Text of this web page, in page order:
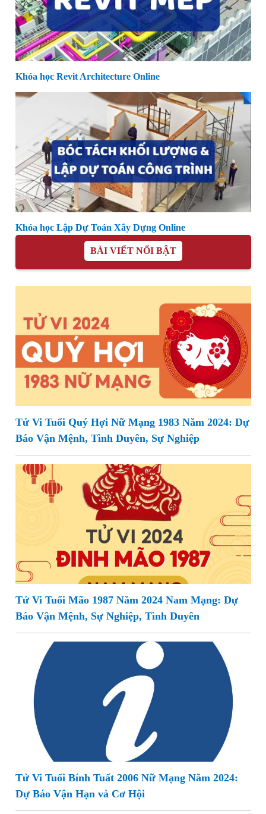
Khóa học Revit Architecture Online
Khóa học Lập Dự Toán Xây Dựng Online
BÀI VIẾT NỔI BẬT
Tử Vi Tuổi Quý Hợi Nữ Mạng 1983 Năm 2024: Dự
Báo Vận Mệnh, Tình Duyên, Sự Nghiệp
Tử Vi Tuổi Mão 1987 Năm 2024 Nam Mạng: Dự
Báo Vận Mệnh, Sự Nghiệp, Tình Duyên
Tử Vi Tuổi Bính Tuất 2006 Nữ Mạng Năm 2024:
Dự Báo Vận Hạn và Cơ Hội